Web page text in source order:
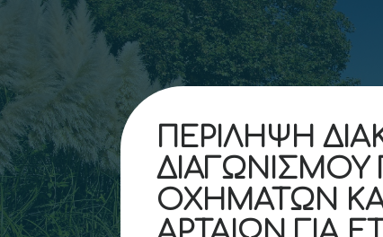
ΠΕΡΙΛΗΨΗ
ΔΙΑΓΩΝΙΣΜΟΥ
ΟΧΗΜΑΤΩΝ